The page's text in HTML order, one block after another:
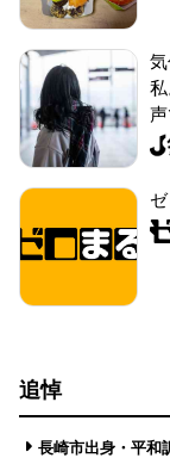
追悼
長崎市出身・平